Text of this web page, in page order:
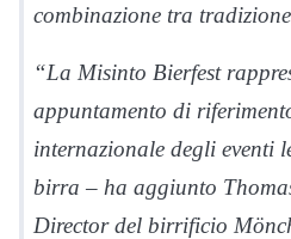
combinazione tra
“La Misinto Bierfest
appuntamento di
internazionale degli eventi
birra – ha aggiunto
Director del birrificio